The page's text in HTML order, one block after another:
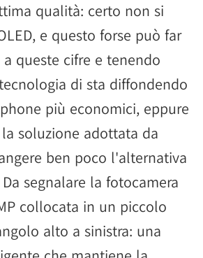
qualità: certo non si
e questo forse può far
queste cifre e tenendo
di sta diffondendo
più economici, eppure
soluzione adottata da
ben poco l'alternativa
segnalare la fotocamera
collocata in un piccolo
alto a sinistra: una